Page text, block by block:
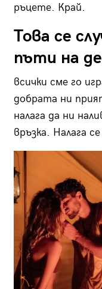
ръцете. Край.
Това се
пъти на
всички сме го
добрата ни
налага да ни
връзка. Налага